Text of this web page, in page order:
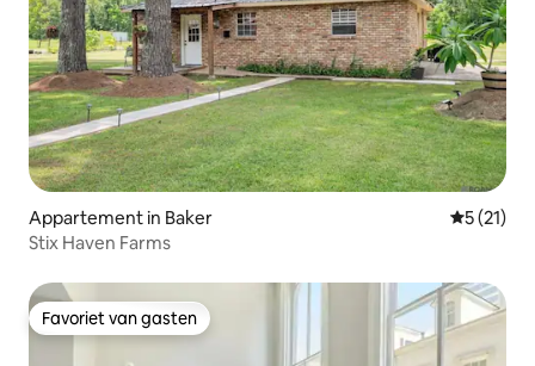
Appartement in Baker
5 (21)
Stix Haven Farms
Favoriet van gasten
Favoriet van gasten